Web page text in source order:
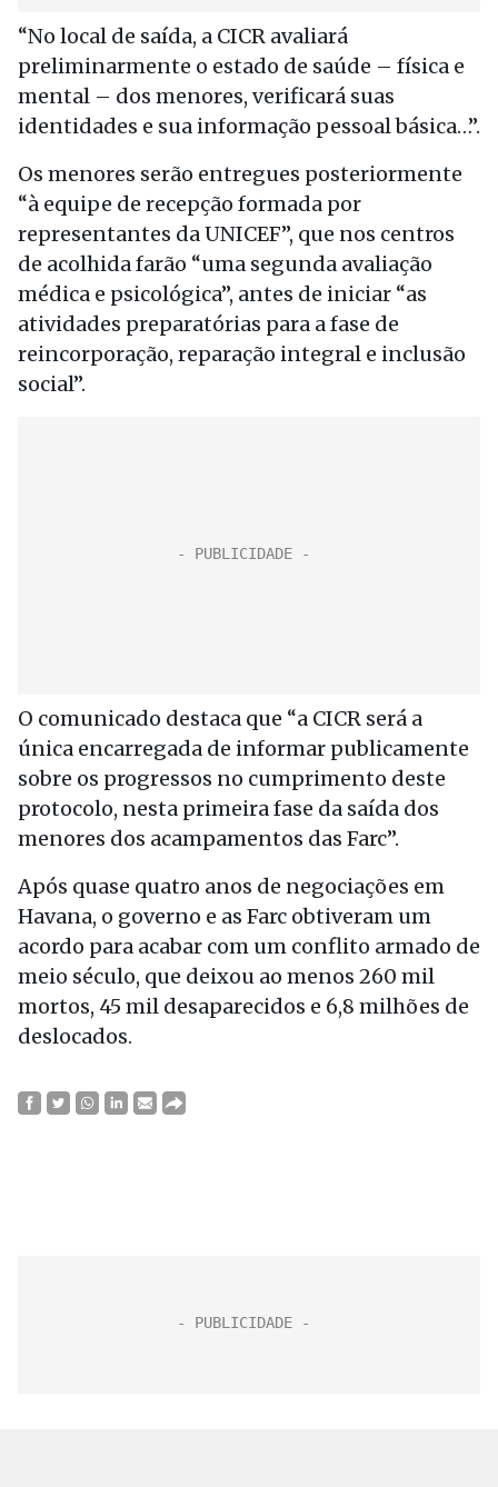
“No local de saída, a CICR avaliará
preliminarmente o estado de saúde – física e
mental – dos menores, verificará suas
identidades e sua informação pessoal básica…”.
Os menores serão entregues posteriormente
“à equipe de recepção formada por
representantes da UNICEF”, que nos centros
de acolhida farão “uma segunda avaliação
médica e psicológica”, antes de iniciar “as
atividades preparatórias para a fase de
reincorporação, reparação integral e inclusão
social”.
O comunicado destaca que “a CICR será a
única encarregada de informar publicamente
sobre os progressos no cumprimento deste
protocolo, nesta primeira fase da saída dos
menores dos acampamentos das Farc”.
Após quase quatro anos de negociações em
Havana, o governo e as Farc obtiveram um
acordo para acabar com um conflito armado de
meio século, que deixou ao menos 260 mil
mortos, 45 mil desaparecidos e 6,8 milhões de
deslocados.